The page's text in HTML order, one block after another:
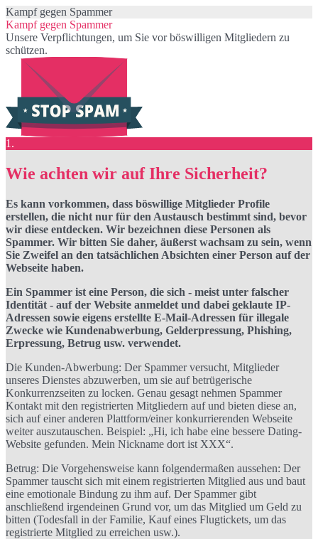
Kampf gegen Spammer
Kampf gegen Spammer
Unsere Verpflichtungen, um Sie vor böswilligen Mitgliedern zu
schützen.
1.
Wie achten wir auf Ihre Sicherheit?
Es kann vorkommen, dass böswillige Mitglieder Profile
erstellen, die nicht nur für den Austausch bestimmt sind, bevor
wir diese entdecken. Wir bezeichnen diese Personen als
Spammer. Wir bitten Sie daher, äußerst wachsam zu sein, wenn
Sie Zweifel an den tatsächlichen Absichten einer Person auf der
Webseite haben.
Ein Spammer ist eine Person, die sich - meist unter falscher
Identität - auf der Website anmeldet und dabei geklaute IP-
Adressen sowie eigens erstellte E-Mail-Adressen für illegale
Zwecke wie Kundenabwerbung, Gelderpressung, Phishing,
Erpressung, Betrug usw. verwendet.
Die Kunden-Abwerbung: Der Spammer versucht, Mitglieder
unseres Dienstes abzuwerben, um sie auf betrügerische
Konkurrenzseiten zu locken. Genau gesagt nehmen Spammer
Kontakt mit den registrierten Mitgliedern auf und bieten diese an,
sich auf einer anderen Plattform/einer konkurrierenden Webseite
weiter auszutauschen. Beispiel: „Hi, ich habe eine bessere Dating-
Website gefunden. Mein Nickname dort ist XXX“.
Betrug: Die Vorgehensweise kann folgendermaßen aussehen: Der
Spammer tauscht sich mit einem registrierten Mitglied aus und baut
eine emotionale Bindung zu ihm auf. Der Spammer gibt
anschließend irgendeinen Grund vor, um das Mitglied um Geld zu
bitten (Todesfall in der Familie, Kauf eines Flugtickets, um das
registrierte Mitglied zu erreichen usw.).